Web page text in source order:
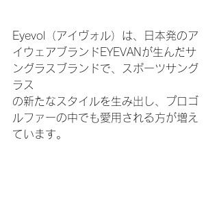
Eyevol（アイヴォル）は、日本発のア
イウェアブランドEYEVANが生んだサ
ングラスブランドで、スポーツサング
ラス
の新たなスタイルを生み出し、プロゴ
ルファーの中でも愛用される方が増え
ています。